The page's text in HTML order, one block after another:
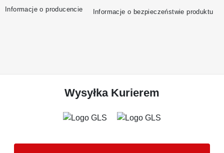
Informacje o producencie Informacje o bezpieczeństwie produktu
Wysyłka Kurierem